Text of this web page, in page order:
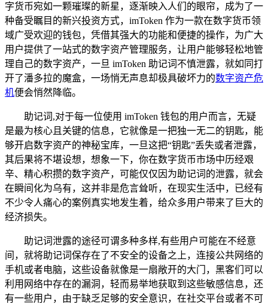
字货币宛如一颗璀璨的新星，逐渐映入人们的眼帘，成为了一
种备受瞩目的新兴投资方式，imToken 作为一款在数字货币领
域广受欢迎的钱包，凭借其强大的功能和便捷的操作，为广大
用户提供了一站式的数字资产管理服务，让用户能够轻松地管
理自己的数字资产，一旦 imToken 助记词不慎泄露，就如同打
开了潘多拉的魔盒，一场悄无声息却极具破坏力的数字资产危
机便会悄然降临。
助记词,对于每一位使用 imToken 钱包的用户而言，无疑
是最为核心且关键的信息，它就像是一把独一无二的钥匙，能
够开启数字资产的神秘宝库，一旦这把“钥匙”丢失或者泄露，
其后果将不堪设想，想象一下，你在数字货币市场中历经艰
辛、精心积攒的数字资产，可能仅仅因为助记词的泄露，就会
在瞬间化为乌有，这并非是危言耸听，在现实生活中，已经有
不少令人痛心的案例真实地发生着，给众多用户带来了巨大的
经济损失。
助记词泄露的途径可谓多种多样,有些用户可能在不经意
间，就将助记词保存在了不安全的设备之上，连接公共网络的
手机或者电脑，这些设备就像是一扇敞开的大门，黑客们可以
利用网络中存在的漏洞，轻而易举地获取到这些敏感信息，还
有一些用户，由于缺乏足够的安全意识，在社交平台或者不可